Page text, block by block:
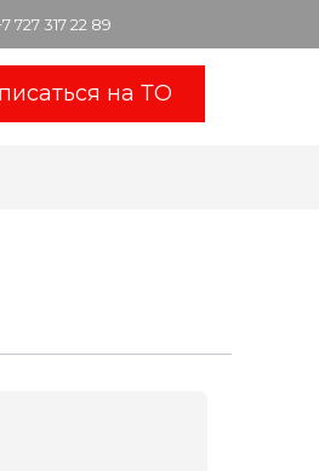
на ТО
727 317 22 89